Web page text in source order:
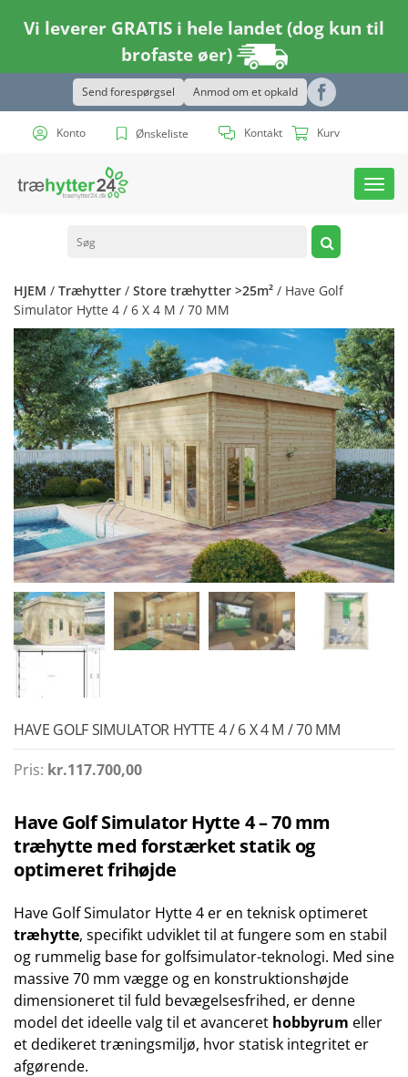
Vi leverer GRATIS i hele landet (dog kun til
brofaste øer)
Send forespørgsel Anmod om et opkald
Konto Ønskeliste Kontakt Kurv
HJEM / Træhytter / Store træhytter >25m² / Have Golf
Simulator Hytte 4 / 6 X 4 M / 70 MM
HAVE GOLF SIMULATOR HYTTE 4 / 6 X 4 M / 70 MM
Pris: kr.117.700,00
Have Golf Simulator Hytte 4 – 70 mm
træhytte med forstærket statik og
optimeret frihøjde
Have Golf Simulator Hytte 4 er en teknisk optimeret
træhytte, specifikt udviklet til at fungere som en stabil
og rummelig base for golfsimulator-teknologi. Med sine
massive 70 mm vægge og en konstruktionshøjde
dimensioneret til fuld bevægelsesfrihed, er denne
model det ideelle valg til et avanceret hobbyrum eller
et dedikeret træningsmiljø, hvor statisk integritet er
afgørende.